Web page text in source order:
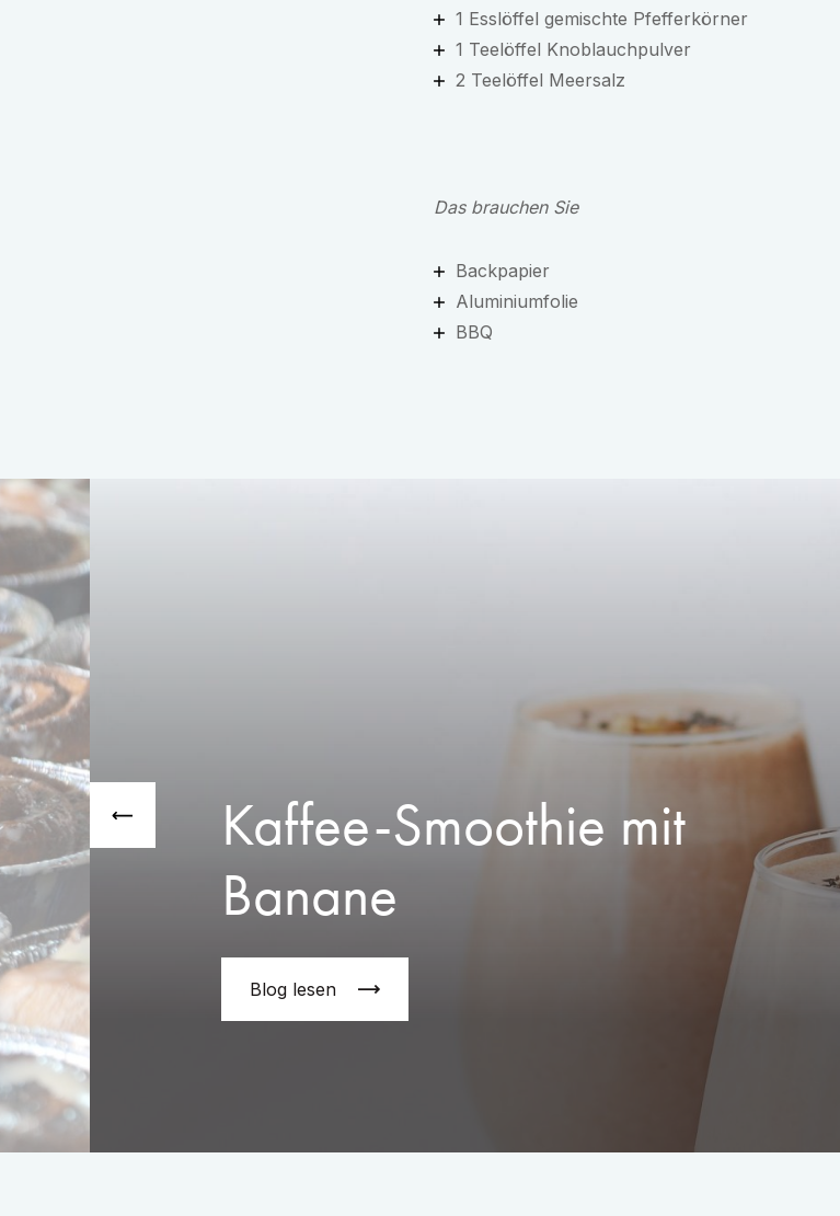
1 Esslöffel gemischte Pfefferkörner
1 Teelöffel Knoblauchpulver
2 Teelöffel Meersalz
Das brauchen Sie
Backpapier
Aluminiumfolie
BBQ
Kaffee-Smoothie mit
Banane
Blog lesen